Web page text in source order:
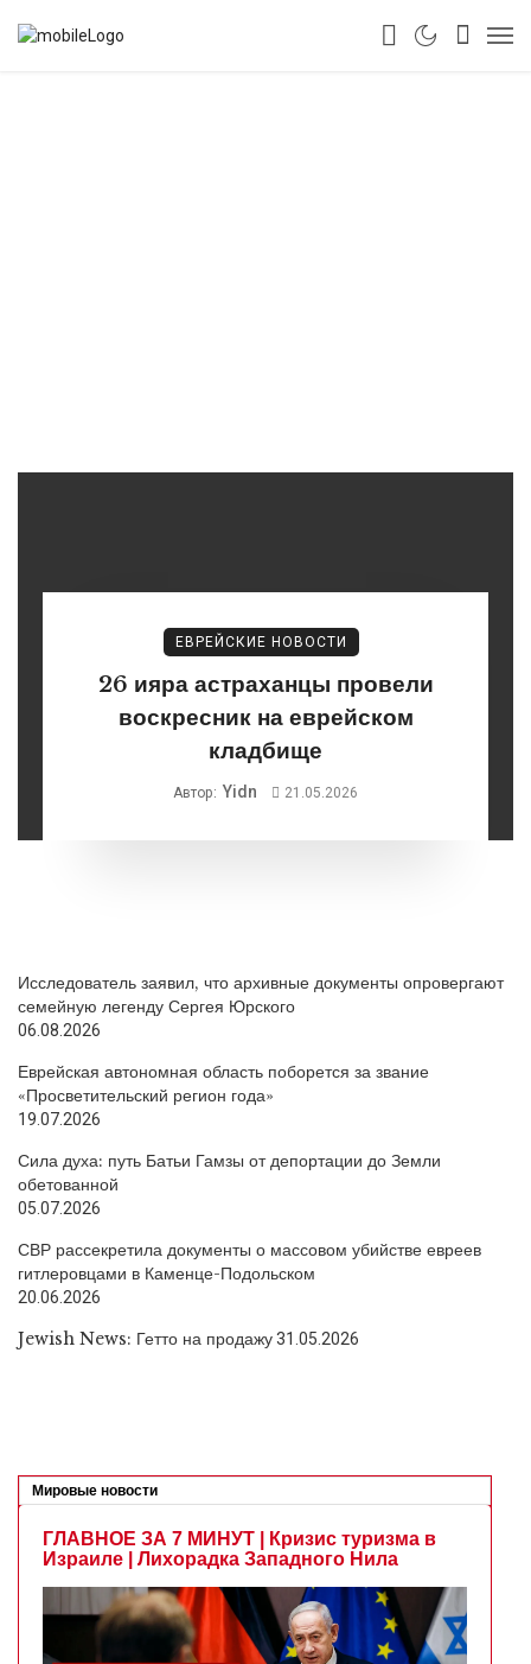
ЕВРЕЙСКИЕ НОВОСТИ
26 ияра астраханцы провели
воскресник на еврейском
кладбище
Автор: Yidn 21.05.2026
Исследователь заявил, что архивные документы опровергают
семейную легенду Сергея Юрского
06.08.2026
Еврейская автономная область поборется за звание
«Просветительский регион года»
19.07.2026
Сила духа: путь Батьи Гамзы от депортации до Земли
обетованной
05.07.2026
СВР рассекретила документы о массовом убийстве евреев
гитлеровцами в Каменце-Подольском
20.06.2026
Jewish News: Гетто на продажу31.05.2026